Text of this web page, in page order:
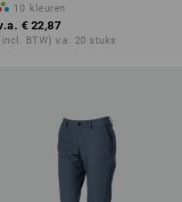
10 kleuren
€ 22,87
BTW) v.a. 20 stuks